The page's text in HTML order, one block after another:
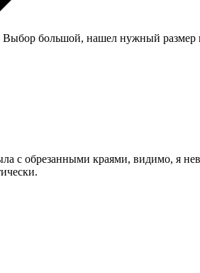
большой, нашел нужный
с обрезанными краями, видимо, я